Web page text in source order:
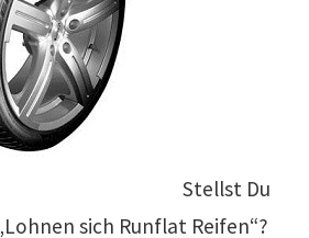
Stellst Du
sich Runflat Reifen“?